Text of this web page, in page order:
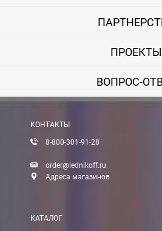
Мы можем доставить ваши
Транспортные компании
Доставка до ТК от 7000 руб.
Стоимость доставки ТК до
ПРОЕКТЫ
ВОПРОС-
КОНТАКТЫ
8-800-301-91-28
order@lednikoff.ru
Адреса магазинов
КАТАЛОГ